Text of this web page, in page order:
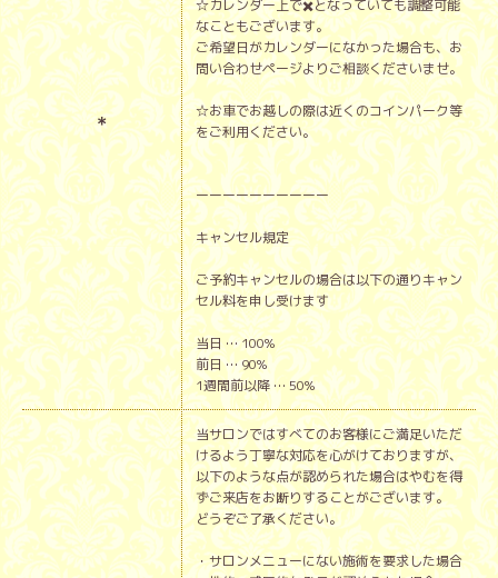
＊
☆カレンダー上で✖️となっていても調整可能
なこともございます。
ご希望日がカレンダーになかった場合も、お
問い合わせページよりご相談くださいませ。
☆お車でお越しの際は近くのコインパーク等
をご利用ください。
ーーーーーーーーーー
キャンセル規定
ご予約キャンセルの場合は以下の通りキャン
セル料を申し受けます
当日 … 100%
前日 … 90%
1週間前以降 … 50%
当サロンではすべてのお客様にご満足いただ
けるよう丁寧な対応を心がけておりますが、
以下のような点が認められた場合はやむを得
ずご来店をお断りすることがございます。
どうぞご了承ください。
・サロンメニューにない施術を要求した場合